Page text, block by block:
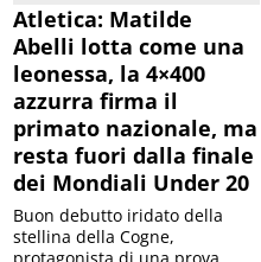
Atletica: Matilde
Abelli lotta come una
leonessa, la 4×400
azzurra firma il
primato nazionale, ma
resta fuori dalla finale
dei Mondiali Under 20
Buon debutto iridato della
stellina della Cogne,
protagonista di una prova